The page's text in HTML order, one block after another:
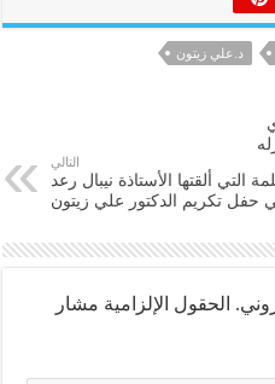
د.علي زيتون
التالي
التي ألقتها الأستاذة نيبال رعد
حفل تكريم الدكتور علي زيتون
الحقول الإلزامية مشار